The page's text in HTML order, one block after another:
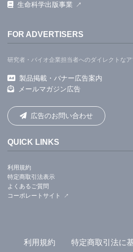
生命科学出版事業
FOR ADVERTISERS
研究者・バイオ企業担当者へのダイレクトなア
製品掲載・バナー広告案内
メールマガジン広告
広告のお問い合わせ
QUICK LINKS
利用規約
特定商取引法表示
よくあるご質問
コーポレートサイト
利用規約 特定商取引法に